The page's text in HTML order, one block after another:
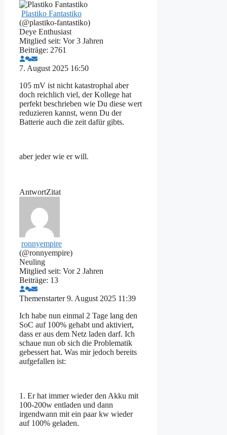
Plastiko Fantastiko
(@plastiko-fantastiko)
Deye Enthusiast
Mitglied seit: Vor 3 Jahren
Beiträge: 2761
7. August 2025 16:50
105 mV ist nicht katastrophal aber
doch reichlich viel, der Kollege hat
perfekt beschrieben wie Du diese wert
reduzieren kannst, wenn Du der
Batterie auch die zeit dafür gibts.
aber jeder wie er will.
AntwortZitat
ronnyempire
(@ronnyempire)
Neuling
Mitglied seit: Vor 2 Jahren
Beiträge: 13
Themenstarter 9. August 2025 11:39
Ich habe nun einmal 2 Tage lang den
SoC auf 100% gehabt und aktiviert,
dass er aus dem Netz laden darf. Ich
schaue nun ob sich die Problematik
gebessert hat. Was mir jedoch bereits
aufgefallen ist:
1. Er hat immer wieder den Akku mit
100-200w entladen und dann
irgendwann mit ein paar kw wieder
auf 100% geladen.